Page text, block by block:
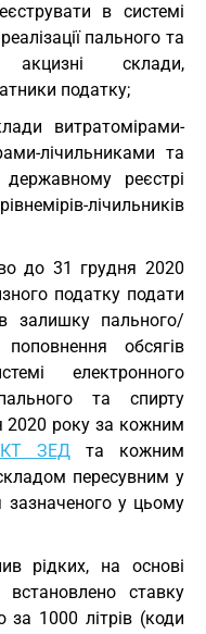
в системі
пального та
склади,
податку;
витратомірами-
лічильниками та
реєстрі
лічильників
до 31 грудня 2020
податку подати
залишку пального/
обсягів
електронного
пального та спирту
2020 року за кожним
ЗЕД та кожним
пересувним у
зазначеного у цьому
рідких, на основі
ставку
за 1000 літрів (коди